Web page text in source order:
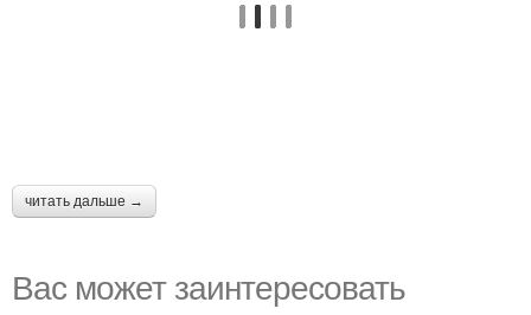
читать дальше →
Вас может заинтересовать